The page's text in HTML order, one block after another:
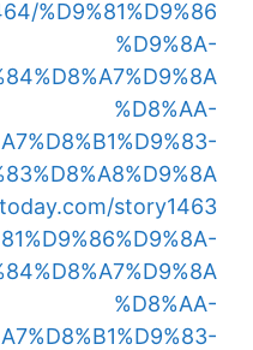
%D9%81%D9%86
%D9%8A-
%D8%AA-
story1463
%D8%AA-